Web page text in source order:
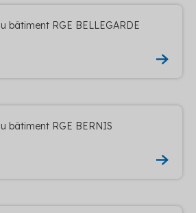
bâtiment RGE BELLEGARDE
bâtiment RGE BERNIS